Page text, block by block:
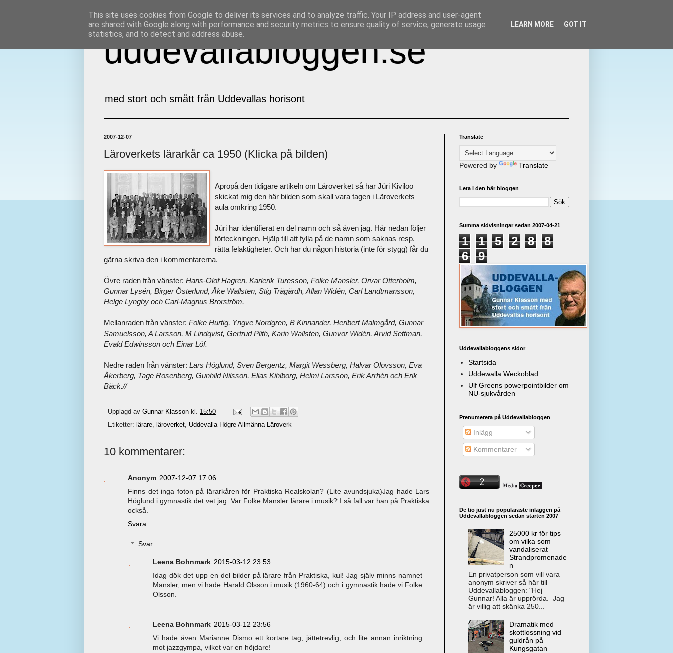
uddevallabloggen.se
med stort och smått från Uddevallas horisont
2007-12-07
Läroverkets lärarkår ca 1950 (Klicka på bilden)
Apropå den tidigare artikeln om Läroverket så har Jüri Kiviloo
skickat mig den här bilden som skall vara tagen i Läroverkets
aula omkring 1950.
Jüri har identifierat en del namn och så även jag. Här nedan följer
förteckningen. Hjälp till att fylla på de namn som saknas resp.
rätta felaktigheter. Och har du någon historia (inte för stygg) får du
gärna skriva den i kommentarerna.
Övre raden från vänster: Hans-Olof Hagren, Karlerik Turesson, Folke Mansler, Orvar Otterholm,
Gunnar Lysén, Birger Österlund, Åke Wallsten, Stig Trägårdh, Allan Widén, Carl Landtmansson,
Helge Lyngby och Carl-Magnus Brorström.
Mellanraden från vänster: Folke Hurtig, Yngve Nordgren, B Kinnander, Heribert Malmgård, Gunnar
Samuelsson, A Larsson, M Lindqvist, Gertrud Plith, Karin Wallsten, Gunvor Widén, Arvid Settman,
Evald Edwinsson och Einar Löf.
Nedre raden från vänster: Lars Höglund, Sven Bergentz, Margit Wessberg, Halvar Olovsson, Eva
Åkerberg, Tage Rosenberg, Gunhild Nilsson, Elias Kihlborg, Helmi Larsson, Erik Arrhén och Erik
Bäck.//
Upplagd av Gunnar Klasson kl. 15:50
Etiketter: lärare, läroverket, Uddevalla Högre Allmänna Läroverk
10 kommentarer:
Anonym 2007-12-07 17:06
Finns det inga foton på lärarkåren för Praktiska Realskolan? (Lite avundsjuka)Jag hade Lars
Höglund i gymnastik det vet jag. Var Folke Mansler lärare i musik? I så fall var han på Praktiska
också.
Svara
Svar
Leena Bohnmark 2015-03-12 23:53
Idag dök det upp en del bilder på lärare från Praktiska, kul! Jag själv minns namnet
Mansler, men vi hade Harald Olsson i musik (1960-64) och i gymnastik hade vi Folke
Olsson.
Leena Bohnmark 2015-03-12 23:56
Vi hade även Marianne Dismo ett kortare tag, jättetrevlig, och lite annan inriktning
mot jazzgympa, vilket var en höjdare!
Translate
Powered by Translate
Leta i den här bloggen
Summa sidvisningar sedan 2007-04-21
1 1 5 2 8
8
6
9
Uddevallabloggens sidor
Startsida
Uddewalla Weckoblad
Ulf Greens powerpointbilder om
NU-sjukvården
Prenumerera på Uddevallabloggen
Inlägg
Kommentarer
De tio just nu populäraste inläggen på
Uddevallabloggen sedan starten 2007
25000 kr för tips
om vilka som
vandaliserat
Strandpromenade
n
En privatperson som vill vara
anonym skriver så här till
Uddevallabloggen: "Hej
Gunnar! Alla är upprörda. Jag
är villig att skänka 250...
Dramatik med
skottlossning vid
guldrån på
Kungsgatan
This site uses cookies from Google to deliver its services and to analyze traffic. Your IP address and user-agent
are shared with Google along with performance and security metrics to ensure quality of service, generate usage
statistics, and to detect and address abuse.
LEARN MORE GOT IT